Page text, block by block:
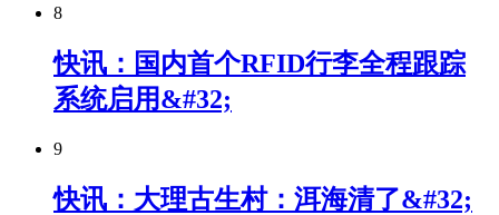
8
快讯：国内首个RFID行李全程跟踪
系统启用&#32;
9
快讯：大理古生村：洱海清了&#32;